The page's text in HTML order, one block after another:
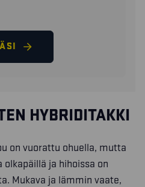
HYBRIDITAKKI
on vuorattu ohuella, mutta
ja hihoissa on
Mukava ja lämmin vaate,